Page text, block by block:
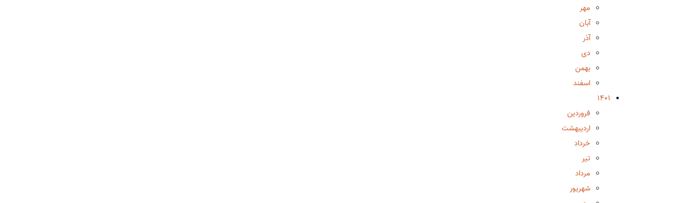
مهر
آبان
آذر
دی
بهمن
اسفند
1401
فروردین
اردیبهشت
خرداد
تیر
مرداد
شهریور